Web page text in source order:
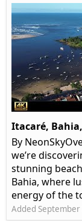
Itacaré,
By
we’re
stunning
Bahia, where
energy of the
Added September